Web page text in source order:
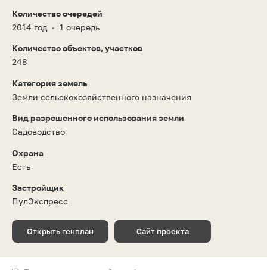
Количество очередей
2014 год • 1 очередь
Количество объектов, участков
248
Категория земель
Земли сельскохозяйственного назначения
Вид разрешенного использования земли
Садоводство
Охрана
Есть
Застройщик
ПулЭкспресс
Открыть генплан Сайт проекта